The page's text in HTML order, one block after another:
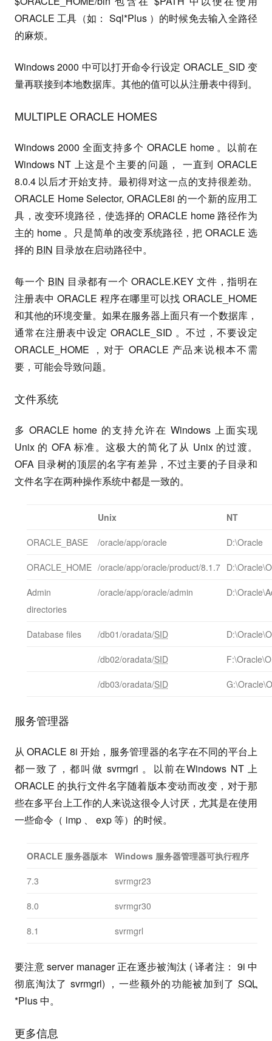
ORACLE 工具（如： Sql*Plus ）的时候免去输入全路径
的麻烦。
Windows 2000 中可以打开命令行设定 ORACLE_SID 变
量再联接到本地数据库。其他的值可以从注册表中得到。
MULTIPLE ORACLE HOMES
Windows 2000 全面支持多个 ORACLE home 。以前在
Windows NT 上这是个主要的问题， 一直到 ORACLE
8.0.4 以后才开始支持。最初得对这一点的支持很差劲。
ORACLE Home Selector, ORACLE8i 的一个新的应用工
具，改变环境路径，使选择的 ORACLE home 路径作为
主的 home 。只是简单的改变系统路径，把 ORACLE 选
择的 BIN 目录放在启动路径中。
每一个 BIN 目录都有一个 ORACLE.KEY 文件，指明在
注册表中 ORACLE 程序在哪里可以找 ORACLE_HOME
和其他的环境变量。如果在服务器上面只有一个数据库，
通常在注册表中设定 ORACLE_SID 。不过，不要设定
ORACLE_HOME ，对于 ORACLE 产品来说根本不需
要，可能会导致问题。
文件系统
多 ORACLE home 的支持允许在 Windows 上面实现
Unix 的 OFA 标准。这极大的简化了从 Unix 的过渡。
OFA 目录树的顶层的名字有差异，不过主要的子目录和
文件名字在两种操作系统中都是一致的。
Unix NT
ORACLE_BASE /oracle/app/oracle D:\Oracle
ORACLE_HOME /oracle/app/oracle/product/8.1.7
Admin
directories
/oracle/app/oracle/admin
Database files /db01/oradata/SID
/db02/oradata/SID
/db03/oradata/SID
服务管理器
从 ORACLE 8i 开始，服务管理器的名字在不同的平台上
都一致了，都叫做 svrmgrl 。以前在Windows NT 上
ORACLE 的执行文件名字随着版本变动而改变，对于那
些在多平台上工作的人来说这很令人讨厌，尤其是在使用
一些命令（ imp 、 exp 等）的时候。
ORACLE 服务器版本 Windows 服务器管理器可执行程序
7.3 svrmgr23
8.0 svrmgr30
8.1 svrmgrl
要注意 server manager 正在逐步被淘汰 ( 译者注： 9i 中
彻底淘汰了 svrmgrl) ，一些额外的功能被加到了 SQL
*Plus 中。
更多信息